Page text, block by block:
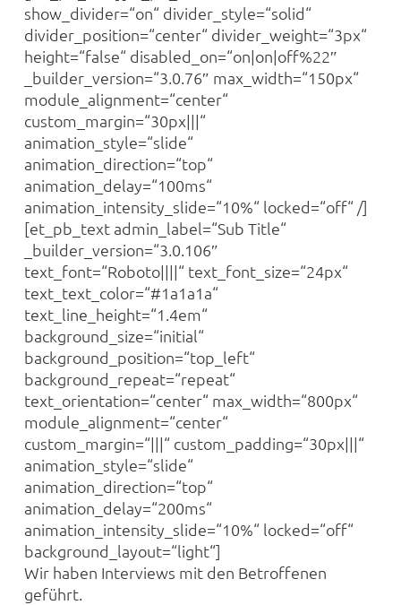
show_divider=“on“ divider_style=“solid“
divider_position=“center“ divider_weight=“3px“
height=“false“ disabled_on=“on|on|off%22″
_builder_version=“3.0.76″ max_width=“150px“
module_alignment=“center“
custom_margin=“30px|||“
animation_style=“slide“
animation_direction=“top“
animation_delay=“100ms“
animation_intensity_slide=“10%“ locked=“off“ /]
[et_pb_text admin_label=“Sub Title“
_builder_version=“3.0.106″
text_font=“Roboto||||“ text_font_size=“24px“
text_text_color=“#1a1a1a“
text_line_height=“1.4em“
background_size=“initial“
background_position=“top_left“
background_repeat=“repeat“
text_orientation=“center“ max_width=“800px“
module_alignment=“center“
custom_margin=“|||“ custom_padding=“30px|||“
animation_style=“slide“
animation_direction=“top“
animation_delay=“200ms“
animation_intensity_slide=“10%“ locked=“off“
background_layout=“light“]
Wir haben Interviews mit den Betroffenen
geführt.